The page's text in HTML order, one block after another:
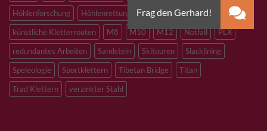
Höhlenforschung
Höhlenrettung Inox Kevlar
Kletterhalle
künstliche Kletterrouten
M8 M10 M12 Notfall
PLX
redundantes Arbeiten
Sandstein Skitouren
Slacklining
Speleologie
Sportklettern Tibetan Bridge
Titan
Trad Klettern
verzinkter Stahl